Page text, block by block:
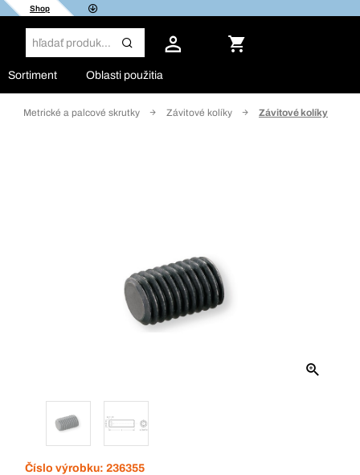
Shop
Sortiment Oblasti použitia
Metrické a palcové skrutky Závitové kolíky Závitové kolíky
Číslo výrobku: 236355